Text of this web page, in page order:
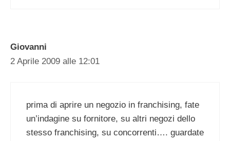
Giovanni
2 Aprile 2009 alle 12:01
prima di aprire un negozio in franchising, fate
un’indagine su fornitore, su altri negozi dello
stesso franchising, su concorrenti…. guardate